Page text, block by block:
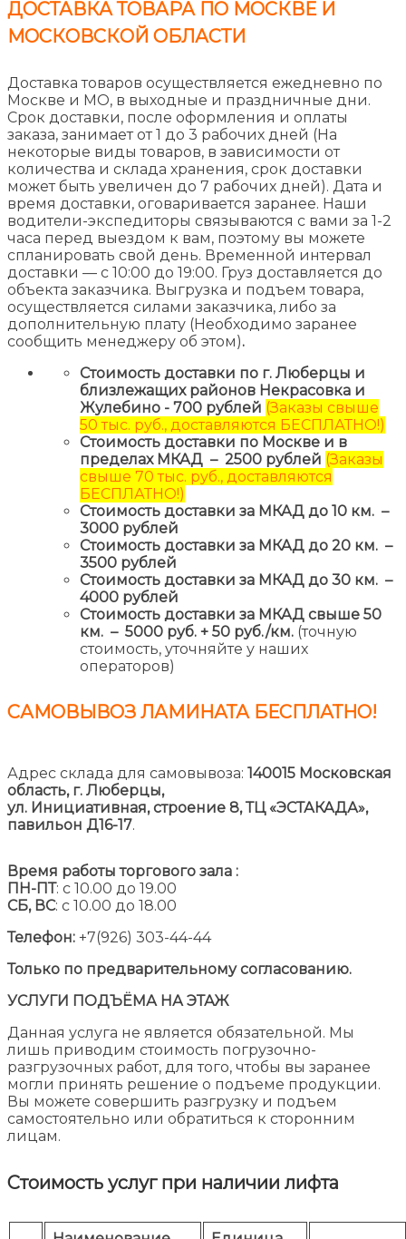
ДОСТАВКА ТОВАРА ПО МОСКВЕ И
МОСКОВСКОЙ ОБЛАСТИ
Доставка товаров осуществляется ежедневно по
Москве и МО, в выходные и праздничные дни.
Срок доставки, после оформления и оплаты
заказа, занимает от 1 до 3 рабочих дней (На
некоторые виды товаров, в зависимости от
количества и склада хранения, срок доставки
может быть увеличен до 7 рабочих дней). Дата и
время доставки, оговаривается заранее. Наши
водители-экспедиторы связываются с вами за 1-2
часа перед выездом к вам, поэтому вы можете
спланировать свой день. Временной интервал
доставки — с 10:00 до 19:00. Груз доставляется до
объекта заказчика. Выгрузка и подъем товара,
осуществляется силами заказчика, либо за
дополнительную плату (Необходимо заранее
сообщить менеджеру об этом).
Стоимость доставки по г. Люберцы и
близлежащих районов Некрасовка и
Жулебино - 700 рублей (Заказы свыше
50 тыс. руб., доставляются БЕСПЛАТНО!)
Стоимость доставки по Москве и в
пределах МКАД – 2500 рублей (Заказы
свыше 70 тыс. руб., доставляются
БЕСПЛАТНО!)
Стоимость доставки за МКАД до 10 км. –
3000 рублей
Стоимость доставки за МКАД до 20 км. –
3500 рублей
Стоимость доставки за МКАД до 30 км. –
4000 рублей
Стоимость доставки за МКАД свыше 50
км. – 5000 руб. + 50 руб./км. (точную
стоимость, уточняйте у наших
операторов)
САМОВЫВОЗ ЛАМИНАТА БЕСПЛАТНО!
Адрес склада для самовывоза: 140015 Московская
область, г. Люберцы,
ул. Инициативная, строение 8, ТЦ «ЭСТАКАДА»,
павильон Д16-17.
Время работы торгового зала :
ПН-ПТ: с 10.00 до 19.00
СБ, ВС: с 10.00 до 18.00
Телефон: +7(926) 303-44-44
Только по предварительному согласованию.
УСЛУГИ ПОДЪЁМА НА ЭТАЖ
Данная услуга не является обязательной. Мы
лишь приводим стоимость погрузочно-
разгрузочных работ, для того, чтобы вы заранее
могли принять решение о подъеме продукции.
Вы можете совершить разгрузку и подъем
самостоятельно или обратиться к сторонним
лицам.
Стоимость услуг при наличии лифта